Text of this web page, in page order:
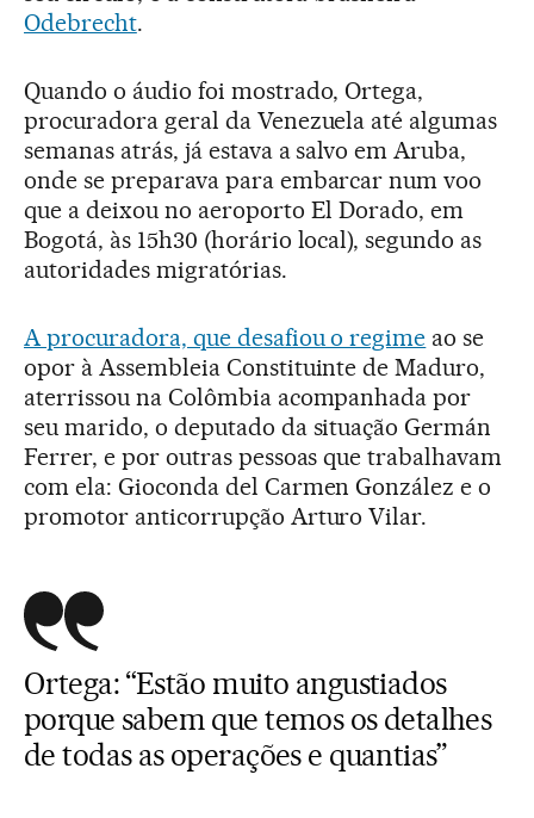
Odebrecht.
Quando o áudio foi mostrado, Ortega,
procuradora geral da Venezuela até algumas
semanas atrás, já estava a salvo em Aruba,
onde se preparava para embarcar num voo
que a deixou no aeroporto El Dorado, em
Bogotá, às 15h30 (horário local), segundo as
autoridades migratórias.
A procuradora, que desafiou o regime ao se
opor à Assembleia Constituinte de Maduro,
aterrissou na Colômbia acompanhada por
seu marido, o deputado da situação Germán
Ferrer, e por outras pessoas que trabalhavam
com ela: Gioconda del Carmen González e o
promotor anticorrupção Arturo Vilar.
Ortega: “Estão muito angustiados
porque sabem que temos os detalhes
de todas as operações e quantias”